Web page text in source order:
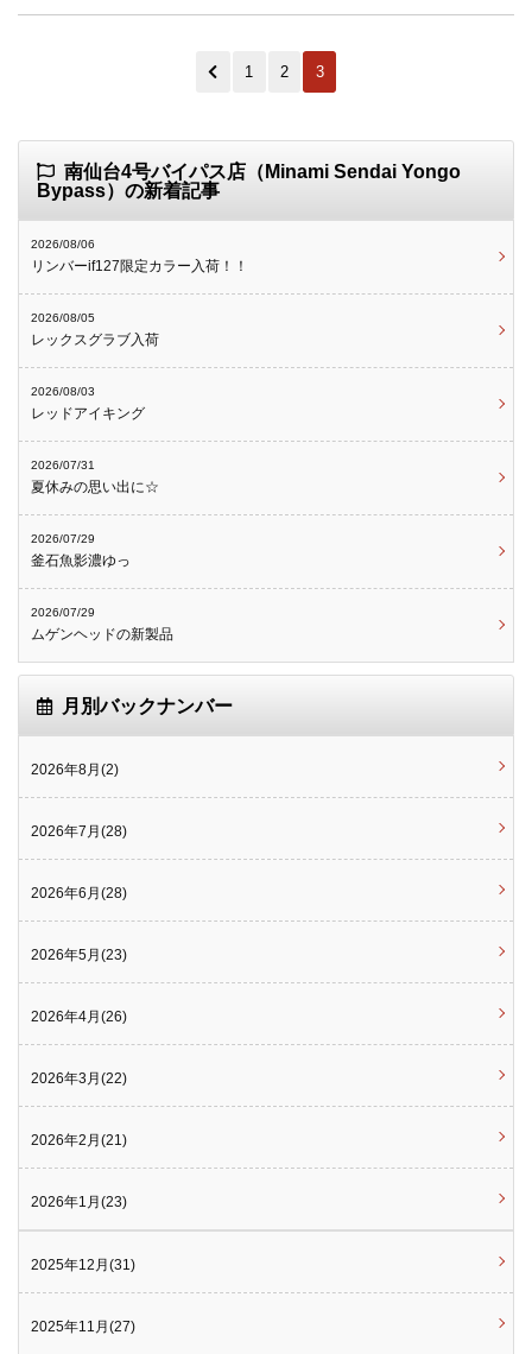
1 2 3
南仙台4号バイパス店（Minami Sendai Yongo
Bypass）の新着記事
2026/08/06
リンバーif127限定カラー入荷！！
2026/08/05
レックスグラブ入荷
2026/08/03
レッドアイキング
2026/07/31
夏休みの思い出に☆
2026/07/29
釜石魚影濃ゆっ
2026/07/29
ムゲンヘッドの新製品
月別バックナンバー
2026年8月(2)
2026年7月(28)
2026年6月(28)
2026年5月(23)
2026年4月(26)
2026年3月(22)
2026年2月(21)
2026年1月(23)
2025年12月(31)
2025年11月(27)